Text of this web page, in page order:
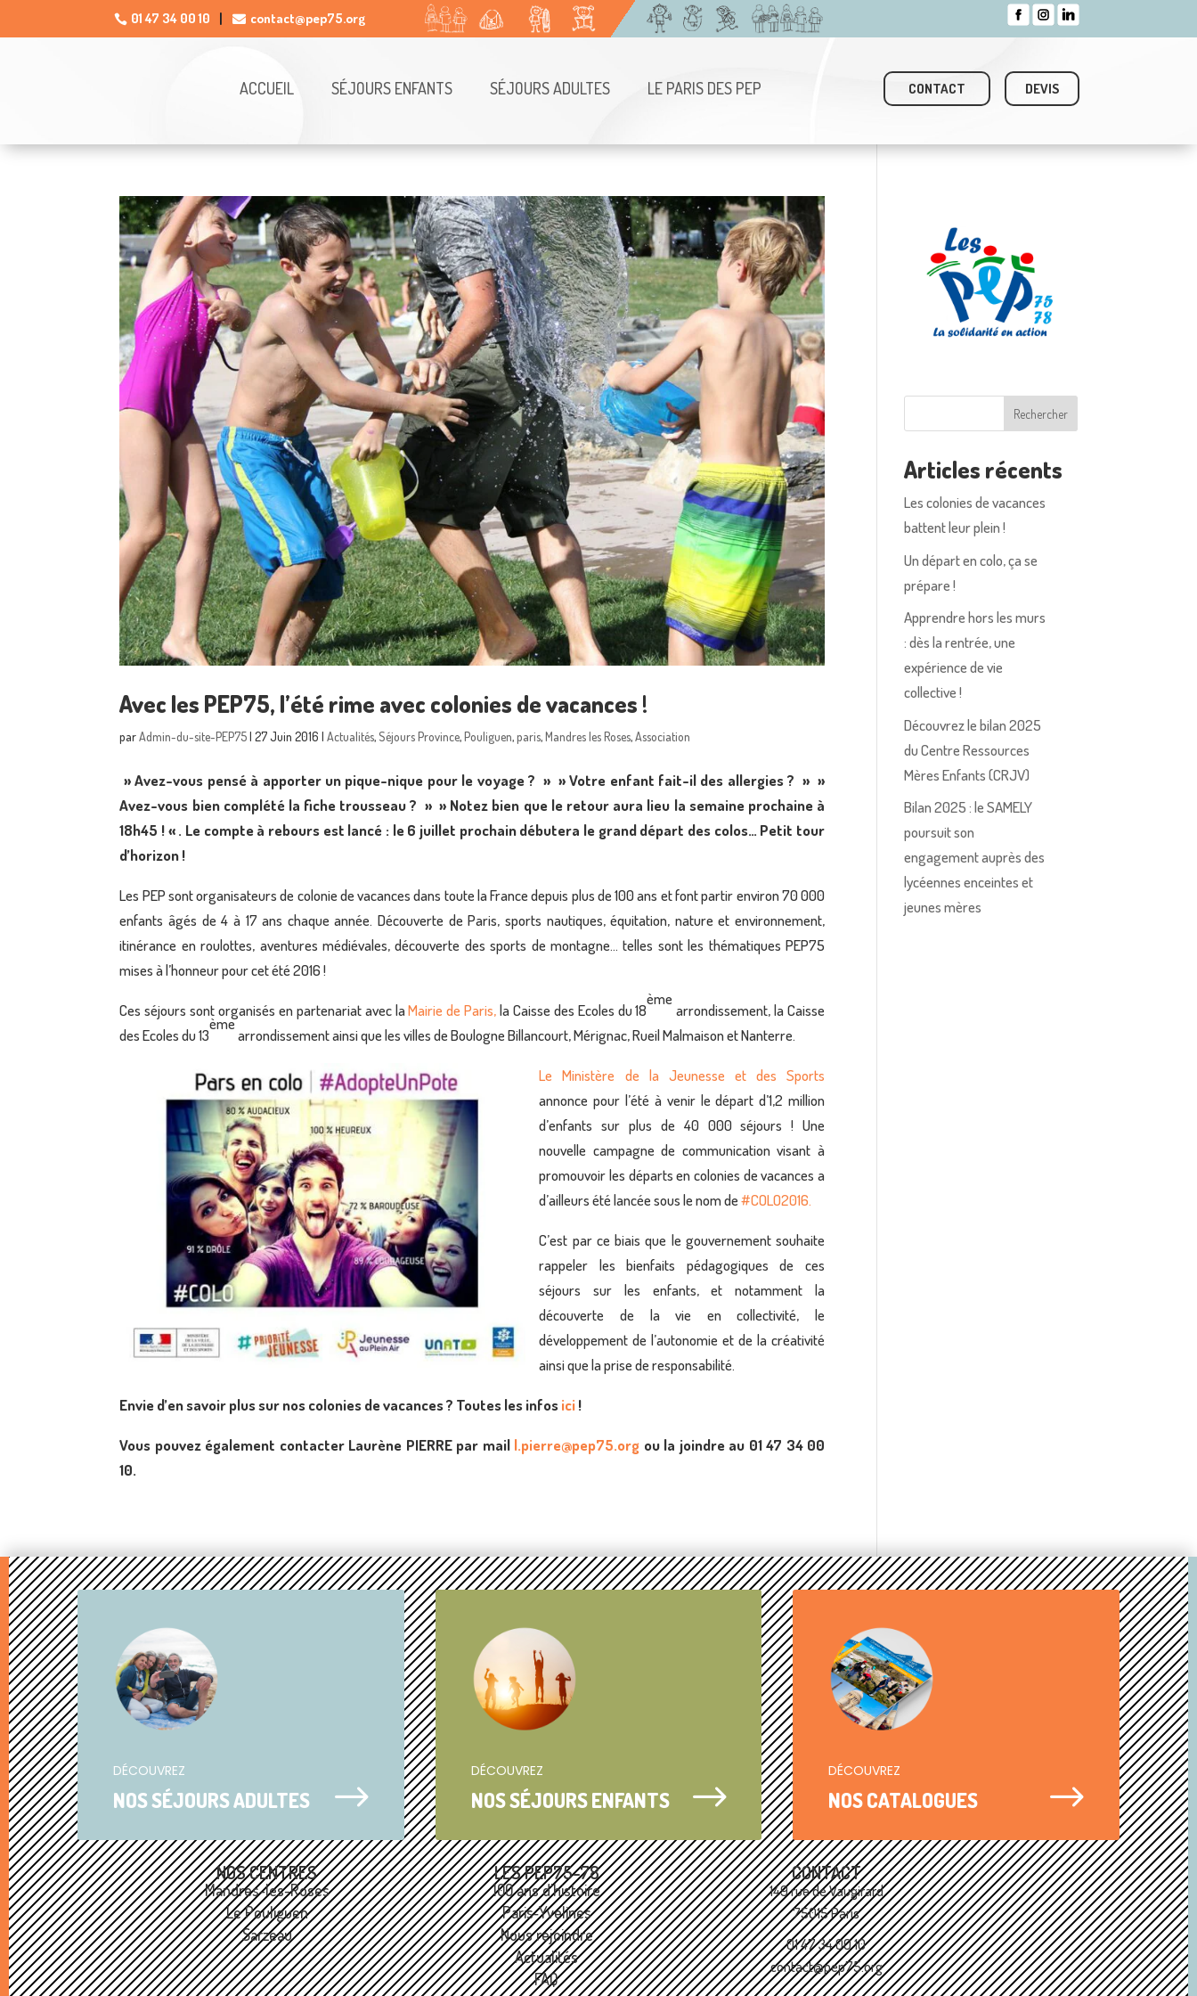
01 47 34 00 10 contact@pep75.org
ACCUEIL SÉJOURS ENFANTS SÉJOURS ADULTES LE PARIS DES PEP CONTACT DEVIS
Avec les PEP75, l’été rime avec colonies de vacances !
parAdmin-du-site-PEP75 |27 Juin 2016 |Actualités, Séjours Province, Pouliguen,paris, Mandres les Roses,Association
» Avez-vous pensé à apporter un pique-nique pour le voyage ? » » Votre enfant fait-il des allergies ? » »
Avez-vous bien complété la fiche trousseau ? » » Notez bien que le retour aura lieu la semaine prochaine à
18h45 ! « . Le compte à rebours est lancé : le 6 juillet prochain débutera le grand départ des colos… Petit tour
d’horizon !
Les PEP sont organisateurs de colonie de vacances dans toute la France depuis plus de 100 ans et font partir environ 70 000
enfants âgés de 4 à 17 ans chaque année. Découverte de Paris, sports nautiques, équitation, nature et environnement,
itinérance en roulottes, aventures médiévales, découverte des sports de montagne… telles sont les thématiques PEP75
mises à l’honneur pour cet été 2016 !
Ces séjours sont organisés en partenariat avec laMairie de Paris,la Caisse des Ecoles du 18
ème
arrondissement, la Caisse
des Ecoles du 13
ème
arrondissement ainsi que les villes de Boulogne Billancourt, Mérignac, Rueil Malmaison et Nanterre.
Le Ministère de la Jeunesse et des Sports
annonce pour l’été à venir le départ d’1,2 million
d’enfants sur plus de 40 000 séjours ! Une
nouvelle campagne de communication visant à
promouvoir les départs en colonies de vacances a
d’ailleurs été lancée sous le nom de#COLO2016.
C’est par ce biais que le gouvernement souhaite
rappeler les bienfaits pédagogiques de ces
séjours sur les enfants, et notamment la
découverte de la vie en collectivité, le
développement de l’autonomie et de la créativité
ainsi que la prise de responsabilité.
Envie d’en savoir plus sur nos colonies de vacances ? Toutes les infosici!
Vous pouvez également contacter Laurène PIERRE par mail l.pierre@pep75.org ou la joindre au 01 47 34 00
10.
Rechercher
Articles récents
Les colonies de vacances
battent leur plein !
Un départ en colo, ça se
prépare !
Apprendre hors les murs
: dès la rentrée, une
expérience de vie
collective !
Découvrez le bilan 2025
du Centre Ressources
Mères Enfants (CRJV)
Bilan 2025 : le SAMELY
poursuit son
engagement auprès des
lycéennes enceintes et
jeunes mères
DÉCOUVREZ
NOS SÉJOURS ADULTES $
DÉCOUVREZ
NOS SÉJOURS ENFANTS $
DÉCOUVREZ
NOS CATALOGUES $
NOS CENTRES
Mandres-les-Roses
Le Pouliguen
Sarzeau
LES PEP75-78
100 ans d'histoire
Paris‑Yvelines
Nous rejoindre
Actualités
FAQ
CONTACT
149 rue de Vaugirard
75015 Paris
01 47 34 00 10
contact@pep75.org